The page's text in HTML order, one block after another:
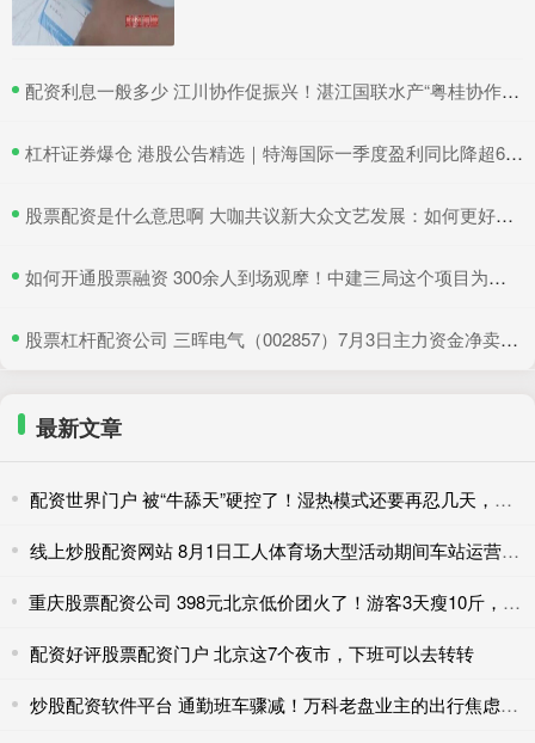
​配资利息一般多少 江川协作促振兴！湛江国联水产“粤桂协作帮扶车间”在吴川揭牌
​杠杆证券爆仓 港股公告精选｜特海国际一季度盈利同比降超6成 三一国际首季营收超66亿元
​股票配资是什么意思啊 大咖共议新大众文艺发展：如何更好地与时代同频共振
​如何开通股票融资 300余人到场观摩！中建三局这个项目为安全生产示范
​股票杠杆配资公司 三晖电气（002857）7月3日主力资金净卖出820.19万元
最新文章
配资世界门户 被“牛舔天”硬控了！湿热模式还要再忍几天，防暑必看
线上炒股配资网站 8月1日工人体育场大型活动期间车站运营措施调整
重庆股票配资公司 398元北京低价团火了！游客3天瘦10斤，网友吐槽二十年没变样
配资好评股票配资门户 北京这7个夜市，下班可以去转转
炒股配资软件平台 通勤班车骤减！万科老盘业主的出行焦虑待解……